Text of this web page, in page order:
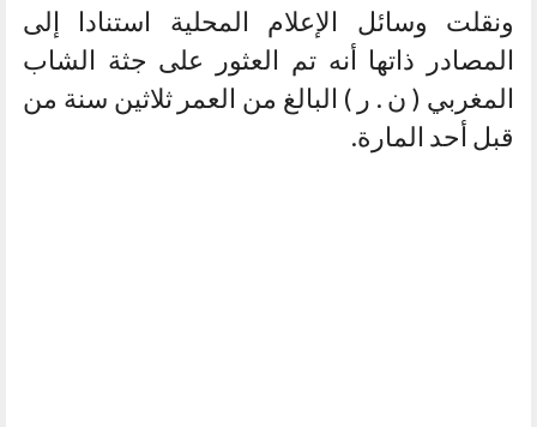
ونقلت وسائل الإعلام المحلية استنادا إلى
المصادر ذاتها أنه تم العثور على جثة الشاب
المغربي ( ن . ر ) البالغ من العمر ثلاثين سنة من
قبل أحد المارة.